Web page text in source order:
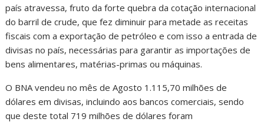
país atravessa, fruto da forte quebra da cotação internacional
do barril de crude, que fez diminuir para metade as receitas
fiscais com a exportação de petróleo e com isso a entrada de
divisas no país, necessárias para garantir as importações de
bens alimentares, matérias-primas ou máquinas.
O BNA vendeu no mês de Agosto 1.115,70 milhões de
dólares em divisas, incluindo aos bancos comerciais, sendo
que deste total 719 milhões de dólares foram